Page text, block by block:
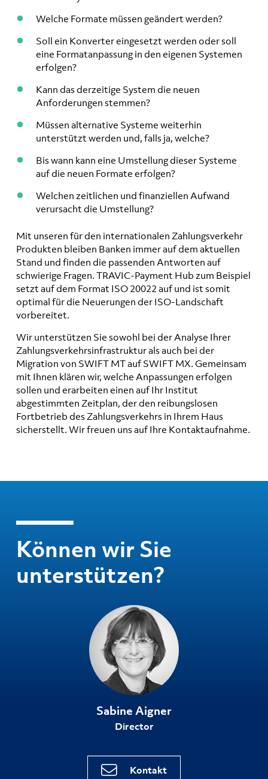
Welche Formate müssen geändert werden?
Soll ein Konverter eingesetzt werden oder soll
eine Formatanpassung in den eigenen Systemen
erfolgen?
Kann das derzeitige System die neuen
Anforderungen stemmen?
Müssen alternative Systeme weiterhin
unterstützt werden und, falls ja, welche?
Bis wann kann eine Umstellung dieser Systeme
auf die neuen Formate erfolgen?
Welchen zeitlichen und finanziellen Aufwand
verursacht die Umstellung?
Mit unseren für den internationalen Zahlungsverkehr
Produkten bleiben Banken immer auf dem aktuellen
Stand und finden die passenden Antworten auf
schwierige Fragen. TRAVIC-Payment Hub zum Beispiel
setzt auf dem Format ISO 20022 auf und ist somit
optimal für die Neuerungen der ISO-Landschaft
vorbereitet.
Wir unterstützen Sie sowohl bei der Analyse Ihrer
Zahlungsverkehrsinfrastruktur als auch bei der
Migration von SWIFT MT auf SWIFT MX. Gemeinsam
mit Ihnen klären wir, welche Anpassungen erfolgen
sollen und erarbeiten einen auf Ihr Institut
abgestimmten Zeitplan, der den reibungslosen
Fortbetrieb des Zahlungsverkehrs in Ihrem Haus
sicherstellt. Wir freuen uns auf Ihre Kontaktaufnahme.
Können wir Sie
unterstützen?
Sabine Aigner
Director
Kontakt